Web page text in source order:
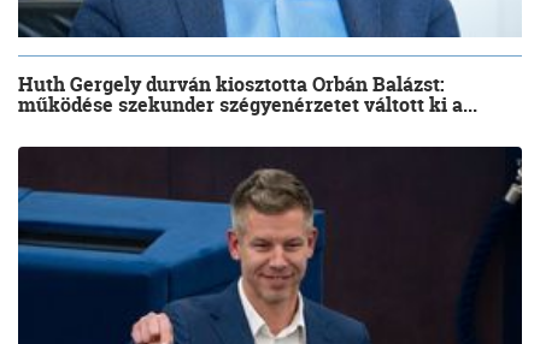
Huth Gergely durván kiosztotta Orbán Balázst:
működése szekunder szégyenérzetet váltott ki a...